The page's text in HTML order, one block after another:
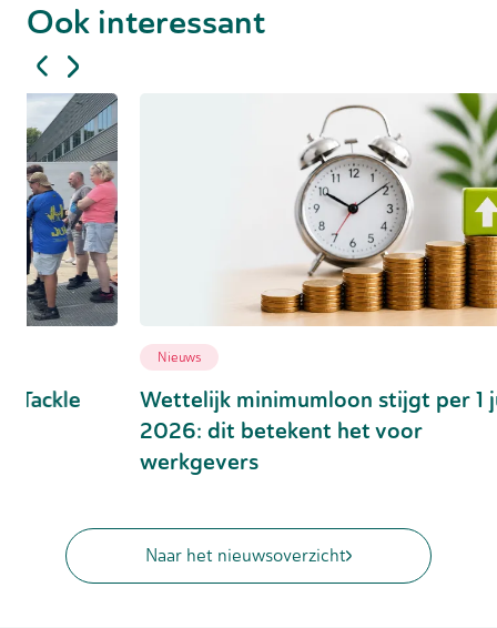
Ook interessant
Wettelijk minimumloon stijgt per 1 juli
2026: dit betekent het voor
werkgevers
Vijf
Naar het nieuwsoverzicht